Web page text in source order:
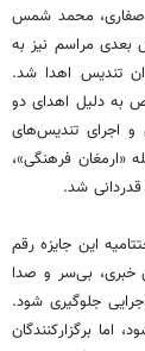
صفاری، محمد شمس
مراسم نیز به
تندیس اهدا شد.
به دلیل اهدای دو
و اجرای تندیس‌های
«ارمغان فرهنگی»،
شد.
این جایزه رقم
خبری، بی‌سر‌ و صدا
جلوگیری شود.
بود 30 خرداد برگزار شود، اما برگزارکنندگان